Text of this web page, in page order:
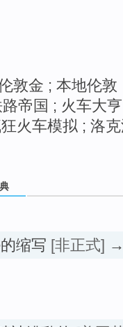
敦金 ; 本地伦
帝国 ; 火车大亨
火车模拟 ; 洛
缩写 [非正式]